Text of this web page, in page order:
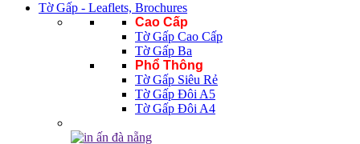
Tờ Gấp - Leaflets, Brochures
Cao Cấp
Tờ Gấp Cao Cấp
Tờ Gấp Ba
Phổ Thông
Tờ Gấp Siêu Rẻ
Tờ Gấp Đôi A5
Tờ Gấp Đôi A4